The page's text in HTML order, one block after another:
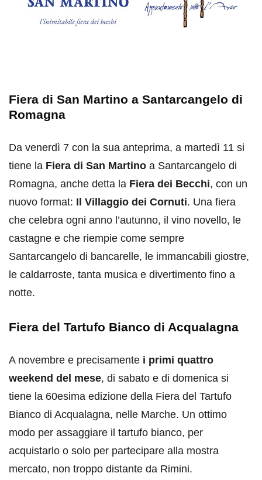
Fiera di San Martino a Santarcangelo di
Romagna
Da venerdì 7 con la sua anteprima, a martedì 11 si
tiene la Fiera di San Martino a Santarcangelo di
Romagna, anche detta la Fiera dei Becchi, con un
nuovo format: Il Villaggio dei Cornuti. Una fiera
che celebra ogni anno l’autunno, il vino novello, le
castagne e che riempie come sempre
Santarcangelo di bancarelle, le immancabili giostre,
le caldarroste, tanta musica e divertimento fino a
notte.
Fiera del Tartufo Bianco di Acqualagna
A novembre e precisamente i primi quattro
weekend del mese, di sabato e di domenica si
tiene la 60esima edizione della Fiera del Tartufo
Bianco di Acqualagna, nelle Marche. Un ottimo
modo per assaggiare il tartufo bianco, per
acquistarlo o solo per partecipare alla mostra
mercato, non troppo distante da Rimini.